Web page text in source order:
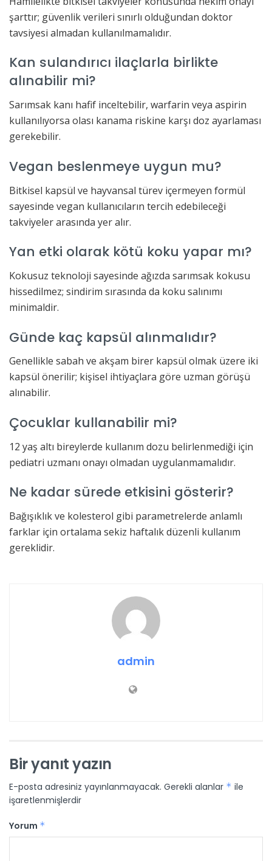
şarttır; güvenlik verileri sınırlı olduğundan doktor
tavsiyesi almadan kullanılmamalıdır.
Kan sulandırıcı ilaçlarla birlikte
alınabilir mi?
Sarımsak kanı hafif inceltebilir, warfarin veya aspirin
kullanılıyorsa olası kanama riskine karşı doz ayarlaması
gerekebilir.
Vegan beslenmeye uygun mu?
Bitkisel kapsül ve hayvansal türev içermeyen formül
sayesinde vegan kullanıcıların tercih edebileceği
takviyeler arasında yer alır.
Yan etki olarak kötü koku yapar mı?
Kokusuz teknoloji sayesinde ağızda sarımsak kokusu
hissedilmez; sindirim sırasında da koku salınımı
minimaldir.
Günde kaç kapsül alınmalıdır?
Genellikle sabah ve akşam birer kapsül olmak üzere iki
kapsül önerilir; kişisel ihtiyaçlara göre uzman görüşü
alınabilir.
Çocuklar kullanabilir mi?
12 yaş altı bireylerde kullanım dozu belirlenmediği için
pediatri uzmanı onayı olmadan uygulanmamalıdır.
Ne kadar sürede etkisini gösterir?
Bağışıklık ve kolesterol gibi parametrelerde anlamlı
farklar için ortalama sekiz haftalık düzenli kullanım
gereklidir.
admin
Bir yanıt yazın
E-posta adresiniz yayınlanmayacak. Gerekli alanlar * ile
işaretlenmişlerdir
Yorum *